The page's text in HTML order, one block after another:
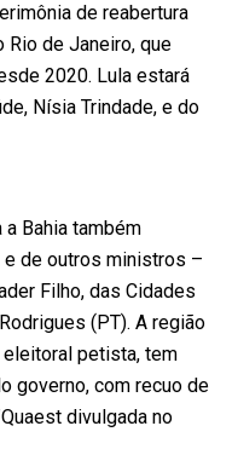
de reabertura
Rio de Janeiro, que
2020. Lula estará
Nísia Trindade, e do
Bahia também
e de outros ministros –
Filho, das Cidades
(PT). A região
petista, tem
governo, com recuo de
divulgada no